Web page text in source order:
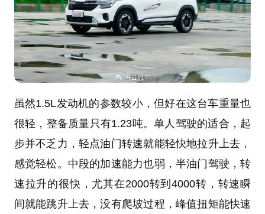
虽然1.5L发动机的参数较小，但好在这台车重量也
很轻，整备质量只有1.23吨。单人驾驶的适合，起
步并不乏力，轻点油门转速就能轻快地拉升上去，
感觉轻松。中段的加速能力也弱，半油门驾驶，转
速拉升的很快，尤其在2000转到4000转，转速瞬
间就能跳升上去，没有爬坡过程，峰值扭矩能快速